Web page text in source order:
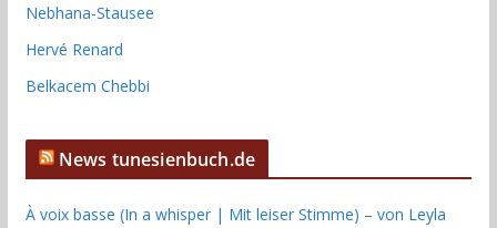
Nebhana-Stausee
Hervé Renard
Belkacem Chebbi
News tunesienbuch.de
À voix basse (In a whisper | Mit leiser Stimme) – von Leyla